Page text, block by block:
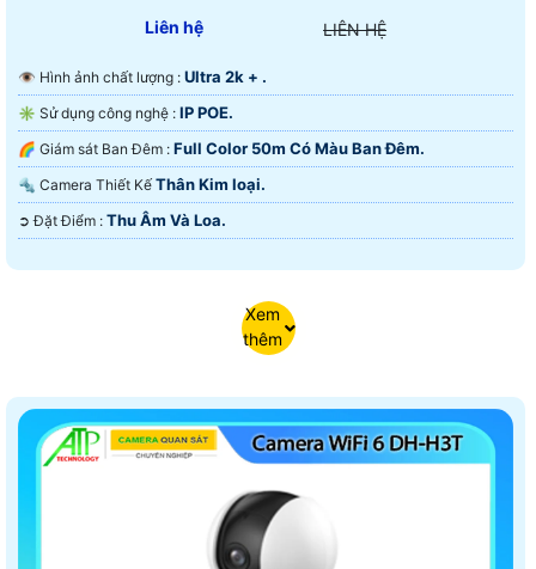
Liên hệ LIÊN HỆ
👁 Hình ảnh chất lượng : Ultra 2k + .
✳️ Sử dụng công nghệ : IP POE.
🌈 Giám sát Ban Đêm : Full Color 50m Có Màu Ban Ðêm.
🔩 Camera Thiết Kế Thân Kim loại.
️➲ Đặt Điểm : Thu Âm Và Loa.
Xem
thêm